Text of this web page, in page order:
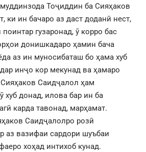
Тоҷиддин ба Сияҳаков
ки ин бачаро аз даст доданӣ нест,
гузаронад, ӯ корро бас
донишкадаро ҳамин бача
аз ин муносибаташ бо ҳама хуб
инҷо кор мекунад ва ҳамаро
Саидҷалол ҳам
хуб донад, илова бар ин ба
карда тавонад, марҳамат.
Саидҷалолро розӣ
аз вазифаи сардори шуъбаи
хоҳад интихоб кунад.